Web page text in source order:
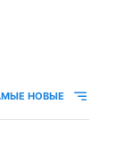
НОВЫЕ